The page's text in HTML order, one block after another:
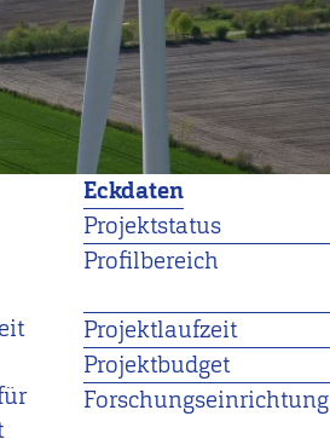
Eckdaten
Projektstatus
Profilbereich
Projektlaufzeit
Projektbudget
Forschungseinrichtung